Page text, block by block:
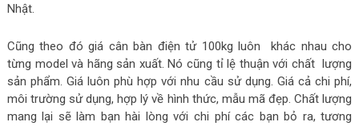
Nhật.
Cũng theo đó giá cân bàn điện tử 100kg luôn khác nhau cho
từng model và hãng sản xuất. Nó cũng tỉ lệ thuận với chất lượng
sản phẩm. Giá luôn phù hợp với nhu cầu sử dụng. Giá cả chi phí,
môi trường sử dụng, hợp lý về hình thức, mẫu mã đẹp. Chất lượng
mang lại sẽ làm bạn hài lòng với chi phí các bạn bỏ ra, tương